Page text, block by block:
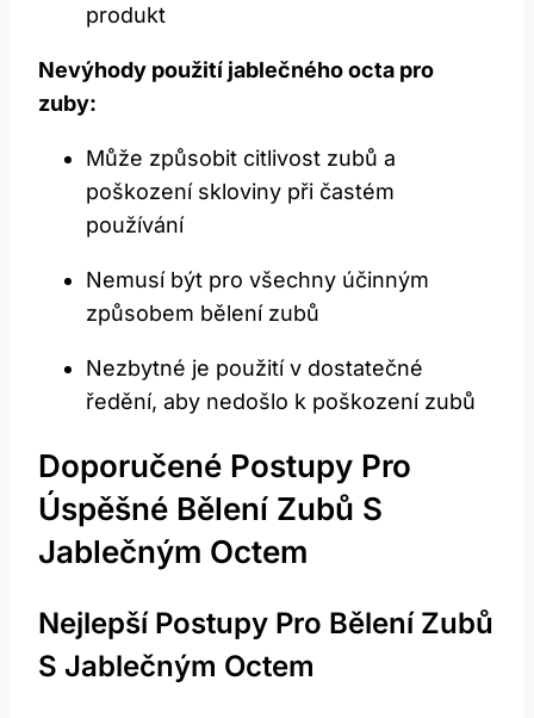
produkt
Nevýhody použití jablečného octa pro
zuby:
Může způsobit citlivost zubů a
poškození skloviny při častém
používání
Nemusí být pro všechny účinným
způsobem bělení zubů
Nezbytné je použití v dostatečné
ředění, aby nedošlo k poškození zubů
Doporučené Postupy Pro
Úspěšné Bělení Zubů S
Jablečným Octem
Nejlepší Postupy Pro Bělení Zubů
S Jablečným Octem